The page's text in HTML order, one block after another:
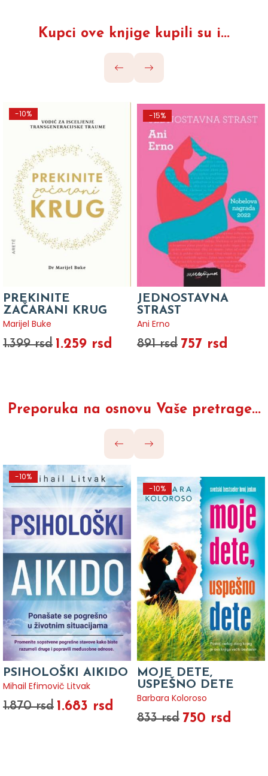
Kupci ove knjige kupili su i...
-10%
PREKINITE
ZAČARANI KRUG
Marijel Buke
1.399 rsd 1.259 rsd
-15%
JEDNOSTAVNA
STRAST
Ani Erno
891 rsd 757 rsd
Preporuka na osnovu Vaše pretrage...
-10%
PSIHOLOŠKI AIKIDO
Mihail Efimovič Litvak
1.870 rsd 1.683 rsd
-10%
MOJE DETE,
USPEŠNO DETE
Barbara Koloroso
833 rsd 750 rsd